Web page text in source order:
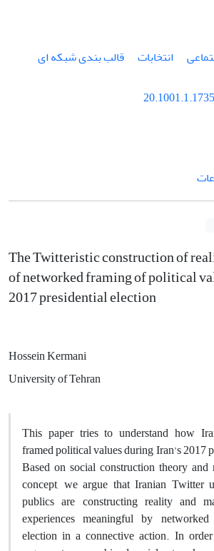
انتخابات
قالب بندی شبکه ای
The Twitteristic construction of
of networked framing of political
2017 presidential election
Hossein Kermani
University of Tehran
This paper tries to understand how
framed political values during Iran’s 2017
Based on social construction theory
concept, we argue that Iranian Twitter
publics are constructing reality and
experiences meaningful by
election in a connective action. In